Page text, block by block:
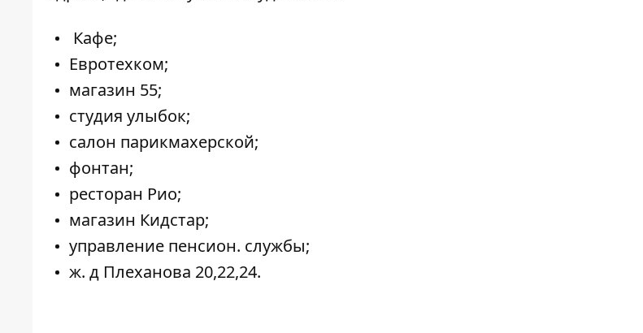
Кафе;
Евротехком;
магазин 55;
студия улыбок;
салон парикмахерской;
фонтан;
ресторан Рио;
магазин Кидстар;
управление пенсион. службы;
ж. д Плеханова 20,22,24.